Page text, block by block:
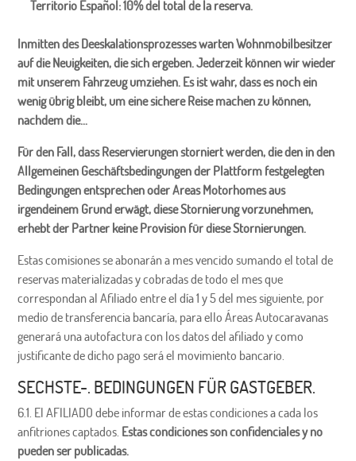
Territorio Español: 10% del total de la reserva.
Inmitten des Deeskalationsprozesses warten Wohnmobilbesitzer
auf die Neuigkeiten, die sich ergeben. Jederzeit können wir wieder
mit unserem Fahrzeug umziehen. Es ist wahr, dass es noch ein
wenig übrig bleibt, um eine sichere Reise machen zu können,
nachdem die...
Für den Fall, dass Reservierungen storniert werden, die den in den
Allgemeinen Geschäftsbedingungen der Plattform festgelegten
Bedingungen entsprechen oder Areas Motorhomes aus
irgendeinem Grund erwägt, diese Stornierung vorzunehmen,
erhebt der Partner keine Provision für diese Stornierungen.
Estas comisiones se abonarán a mes vencido sumando el total de
reservas materializadas y cobradas de todo el mes que
correspondan al Afiliado entre el día 1 y 5 del mes siguiente, por
medio de transferencia bancaría, para ello Áreas Autocaravanas
generará una autofactura con los datos del afiliado y como
justificante de dicho pago será el movimiento bancario.
SECHSTE-. BEDINGUNGEN FÜR GASTGEBER.
6.1. El AFILIADO debe informar de estas condiciones a cada los
anfitriones captados. Estas condiciones son confidenciales y no
pueden ser publicadas.